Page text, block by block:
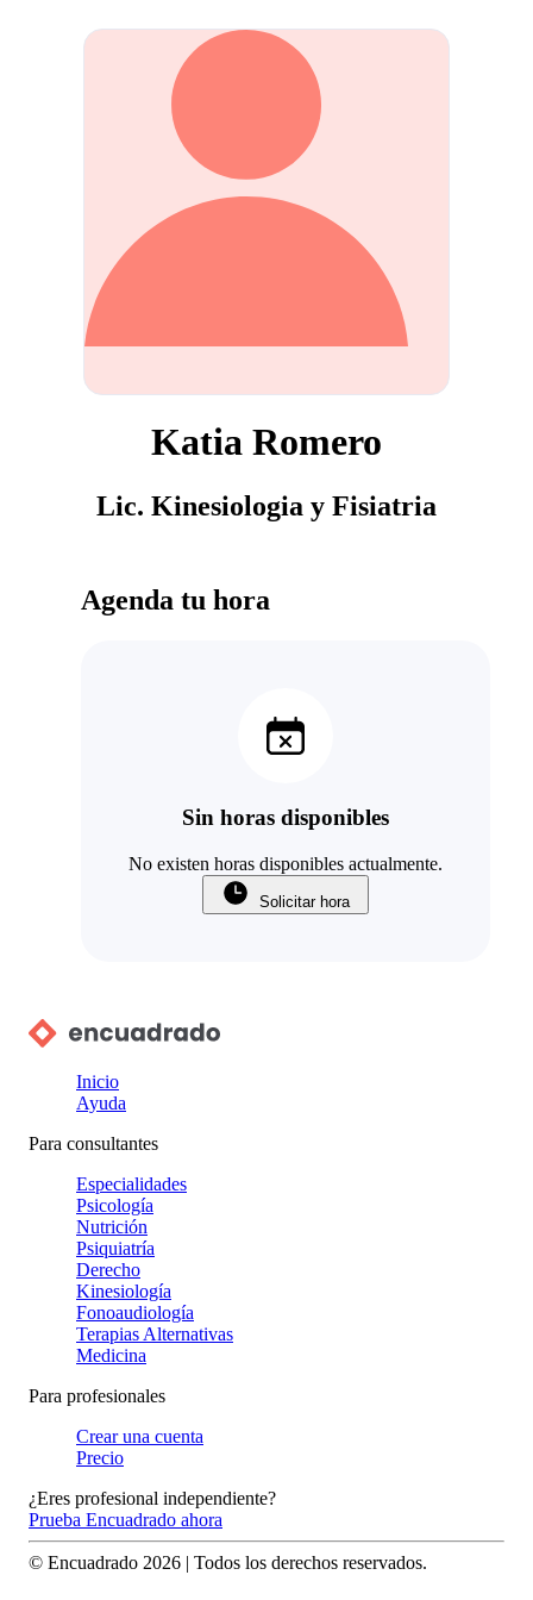
Katia Romero
Lic. Kinesiologia y Fisiatria
Agenda tu hora
Sin horas disponibles
No existen horas disponibles actualmente.
Solicitar hora
Inicio
Ayuda
Para consultantes
Especialidades
Psicología
Nutrición
Psiquiatría
Derecho
Kinesiología
Fonoaudiología
Terapias Alternativas
Medicina
Para profesionales
Crear una cuenta
Precio
¿Eres profesional independiente?
Prueba Encuadrado ahora
© Encuadrado 2026 | Todos los derechos reservados.